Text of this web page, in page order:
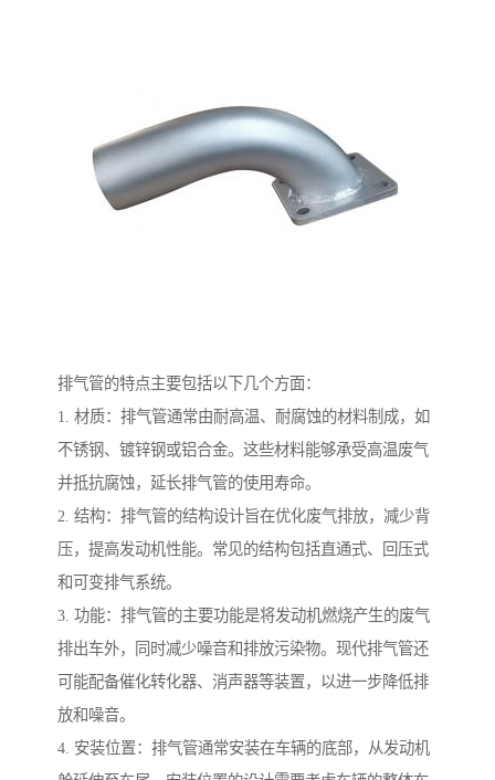
排气管的特点主要包括以下几个方面：
1. 材质：排气管通常由耐高温、耐腐蚀的材料制成，如
不锈钢、镀锌钢或铝合金。这些材料能够承受高温废气
并抵抗腐蚀，延长排气管的使用寿命。
2. 结构：排气管的结构设计旨在优化废气排放，减少背
压，提高发动机性能。常见的结构包括直通式、回压式
和可变排气系统。
3. 功能：排气管的主要功能是将发动机燃烧产生的废气
排出车外，同时减少噪音和排放污染物。现代排气管还
可能配备催化转化器、消声器等装置，以进一步降低排
放和噪音。
4. 安装位置：排气管通常安装在车辆的底部，从发动机